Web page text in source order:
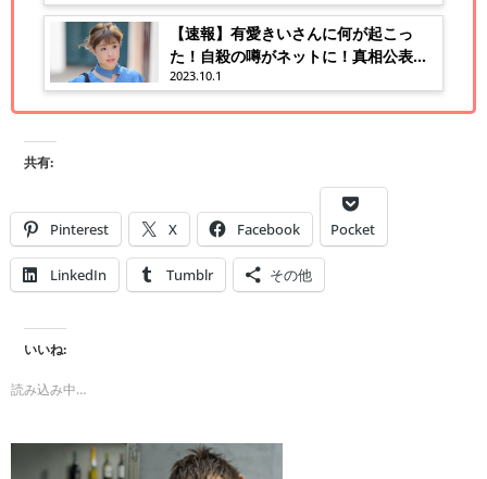
【速報】有愛きいさんに何が起こっ
た！自殺の噂がネットに！真相公表待
たれる！
2023.10.1
共有:
Pinterest X Facebook Pocket
LinkedIn Tumblr その他
いいね:
読み込み中…